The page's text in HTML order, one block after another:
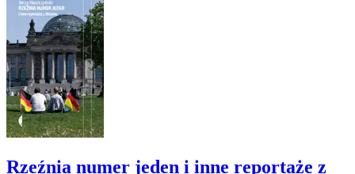
Rzeźnia numer jeden i inne reportaże z